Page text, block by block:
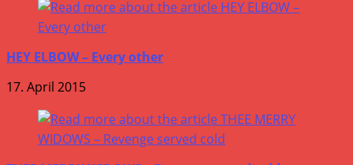
HEY ELBOW – Every other
17. April 2015